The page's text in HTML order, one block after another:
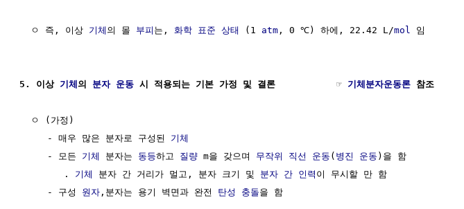
  ㅇ 즉, 이상
기체 의 몰 부피 는, 화학 표준 상태 (1 atm , 0 ℃) 하에, 22.42 L/mol 임
5. 이상 기체 의 분자 운동 시 적용되는 기본 가정 및 결론           ☞ 기체분자운동론 참조
  ㅇ (가정)
     - 매우 많은 분자로 구성된
기체
     - 모든
기체 분자는 동등하고 질량 m을 갖으며 무작위 직선 운동 ( 병진 운동 )을 함
        .
기체 분자 간 거리가 멀고, 분자 크기 및 분자 간 인력 이 무시할 만 함
     - 구성
원자 ,분자는 용기 벽면과 완전 탄성 충돌을 함